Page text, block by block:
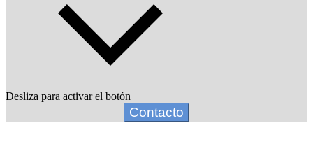
Desliza para activar el botón
Contacto